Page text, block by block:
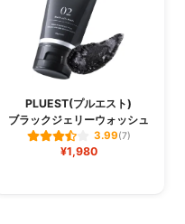
PLUEST(プルエスト)
ブラックジェリーウォッシュ
3.99(7)
¥1,980